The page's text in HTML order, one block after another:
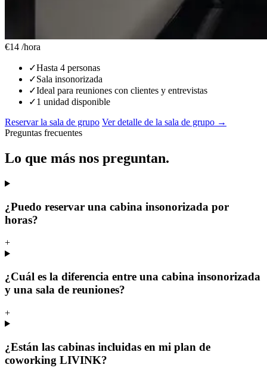
€14 /hora
✓Hasta 4 personas
✓Sala insonorizada
✓Ideal para reuniones con clientes y entrevistas
✓1 unidad disponible
Reservar la sala de grupo Ver detalle de la sala de grupo →
Preguntas frecuentes
Lo que más nos preguntan.
¿Puedo reservar una cabina insonorizada por
horas?
+
¿Cuál es la diferencia entre una cabina insonorizada
y una sala de reuniones?
+
¿Están las cabinas incluidas en mi plan de
coworking LIVINK?